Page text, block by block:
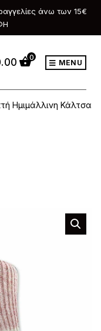
άνω των 15€
0
MENU
Ημιμάλλινη Κάλτσα